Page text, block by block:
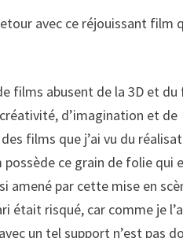
avec ce réjouissant film
films abusent de la 3D et
d’imagination et de
films que j’ai vu du
possède ce grain de folie qui
amené par cette mise en
était risqué, car comme je
un tel support n’est pas